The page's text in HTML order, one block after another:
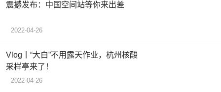
震撼发布：中国空间站等你来出差
2022-04-26
Vlog丨“大白”不用露天作业，杭州核酸
采样亭来了！
2022-04-26